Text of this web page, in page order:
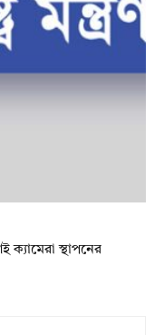
স্থাপনের